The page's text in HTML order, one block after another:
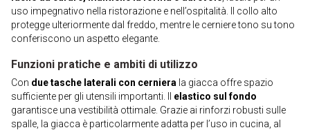
uso impegnativo nella ristorazione e nell’ospitalità. Il collo alto
protegge ulteriormente dal freddo, mentre le cerniere tono su tono
conferiscono un aspetto elegante.
Funzioni pratiche e ambiti di utilizzo
Con due tasche laterali con cerniera la giacca offre spazio
sufficiente per gli utensili importanti. Il elastico sul fondo
garantisce una vestibilità ottimale. Grazie ai rinforzi robusti sulle
spalle, la giacca è particolarmente adatta per l’uso in cucina, al